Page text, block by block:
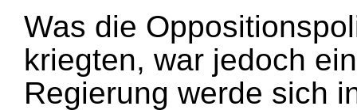
Was die
kriegten, war jedoch
Regierung werde sich